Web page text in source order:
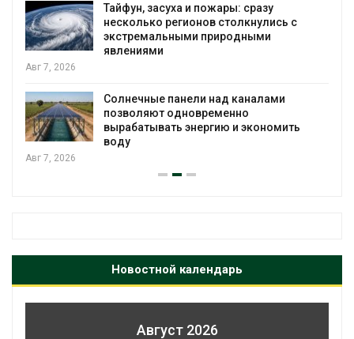
Тайфун, засуха и пожары: сразу
несколько регионов столкнулись с
экстремальными природными
явлениями
Авг 7, 2026
Солнечные панели над каналами
позволяют одновременно
вырабатывать энергию и экономить
воду
Авг 7, 2026
Новостной календарь
Август 2026